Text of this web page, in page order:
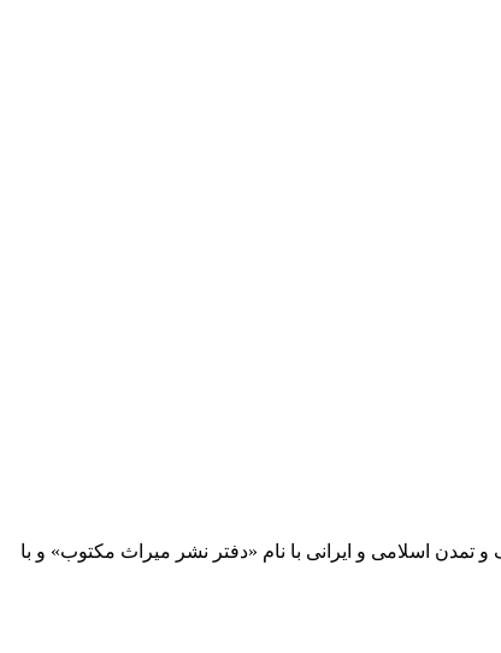
فرهنگ و تمدن اسلامی و ایرانی با نام «دفتر نشر میراث مكتوب» و با